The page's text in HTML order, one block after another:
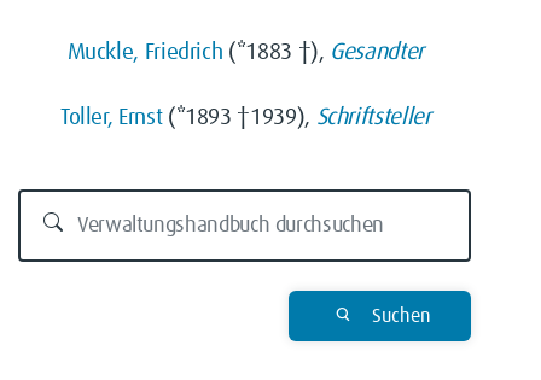
Muckle, Friedrich (*1883 †), Gesandter
Toller, Ernst(*1893 †1939), Schriftsteller
Suchen